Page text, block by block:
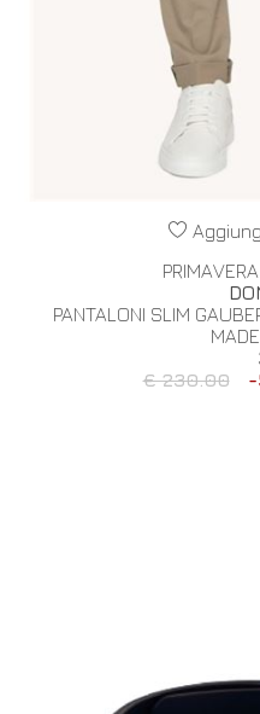
PANTALONI SLIM
€ 230.00
-